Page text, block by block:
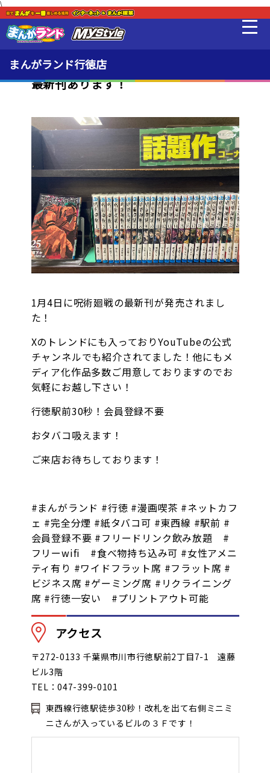
\
最新情報
MLeF
販売品
貸出品
オンラインゲーム
まんがランド行徳店
新着・オススメ情報
最新刊あります！
1月4日に呪術廻戦の最新刊が発売されまし
た！
Xのトレンドにも入っておりYouTubeの公式
チャンネルでも紹介されてました！他にもメ
ディア化作品多数ご用意しておりますのでお
気軽にお越し下さい！
行徳駅前30秒！会員登録不要
おタバコ吸えます！
ご来店お待ちしております！
#まんがランド #行徳 #漫画喫茶 #ネットカフ
ェ #完全分煙 #紙タバコ可 #東西線 #駅前 #
会員登録不要 #フリードリンク飲み放題 #
フリーwifi #食べ物持ち込み可 #女性アメニ
ティ有り #ワイドフラット席 #フラット席 #
ビジネス席 #ゲーミング席 #リクライニング
席 #行徳一安い #プリントアウト可能
アクセス
〒272-0133 千葉県市川市行徳駅前2丁目7-1 遠藤
ビル3階
TEL：047-399-0101
東西線行徳駅徒歩30秒！改札を出て右側ミニミ
ニさんが入っているビルの３Ｆです！